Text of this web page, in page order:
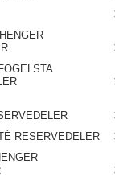
RESERVEDELER